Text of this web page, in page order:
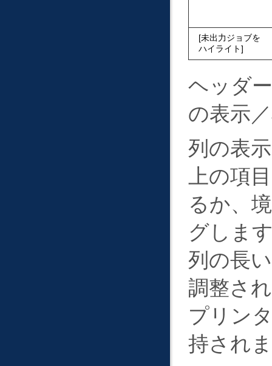
未出力ジョブを
ハイライト
ヘッダ
の表示
列の表
上の項
るか、
グしま
列の長
調整さ
プリン
持され